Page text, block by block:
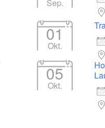
Sep.
01
Okt.
05
Okt.